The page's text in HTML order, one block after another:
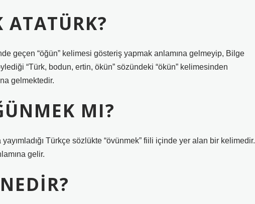
ATATÜRK?
geçen “öğün” kelimesi gösteriş yapmak anlamına gelmeyip, Bilge
“Türk, bodun, ertin, ökün” sözündeki “ökün” kelimesinden
gelmektedir.
MI?
Türkçe sözlükte “övünmek” fiili içinde yer alan bir kelimedir.
gelir.